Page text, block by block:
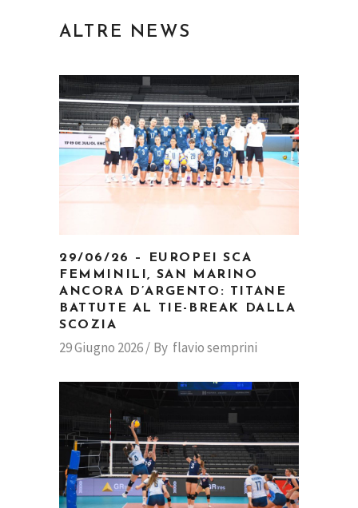
ALTRE NEWS
29/06/26 – EUROPEI SCA
FEMMINILI, SAN MARINO
ANCORA D’ARGENTO: TITANE
BATTUTE AL TIE-BREAK DALLA
SCOZIA
29 Giugno 2026 By flavio semprini